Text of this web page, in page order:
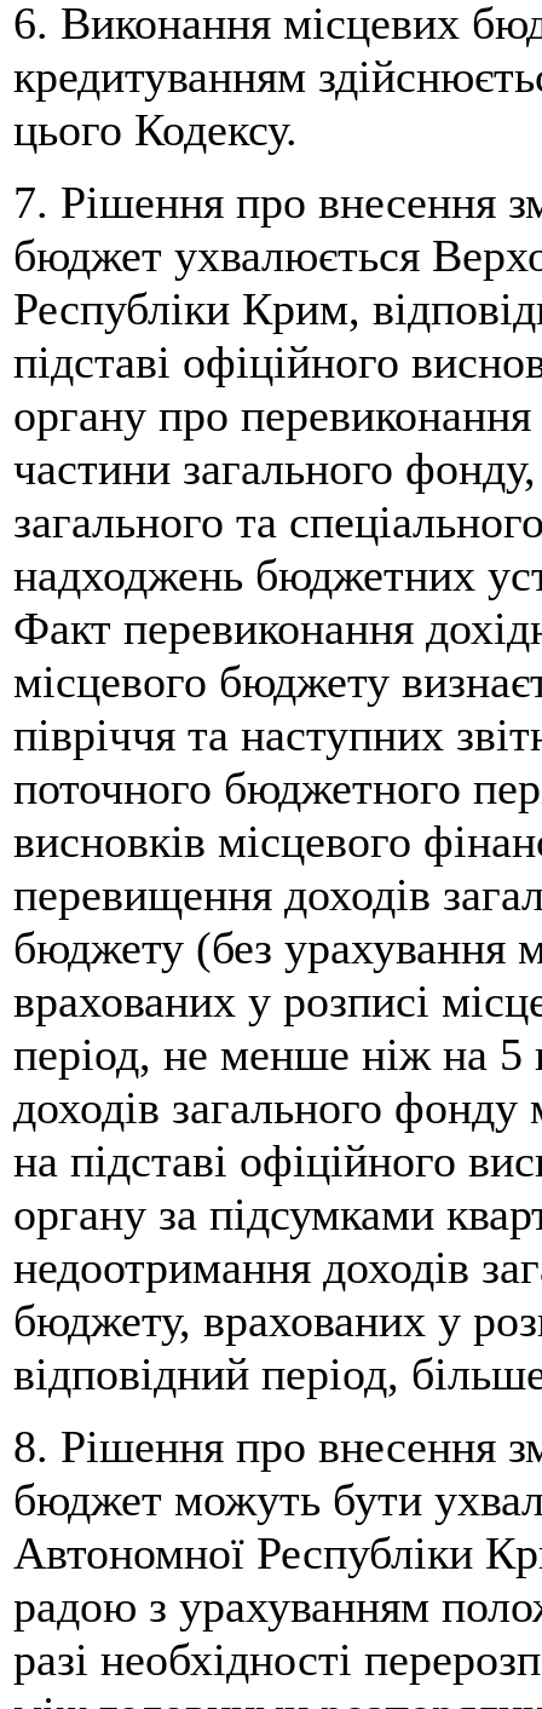
6. Виконання місцевих
кредитуванням
цього Кодексу.
7. Рішення про внесення
бюджет ухвалюється
Республіки Крим,
підставі офіційного
органу про
частини загального
загального та
надходжень бюджетних
Факт перевиконання
місцевого бюджету
півріччя та наступних
поточного бюджетного
висновків місцевого
перевищення доходів
бюджету (без урахування
врахованих у розписі
період, не менше ніж на 5
доходів загального
на підставі офіційного
органу за підсумками
недоотримання доходів
бюджету, врахованих у
відповідний період,
8. Рішення про внесення
бюджет можуть бути
Автономної Республіки
радою з урахуванням
разі необхідності